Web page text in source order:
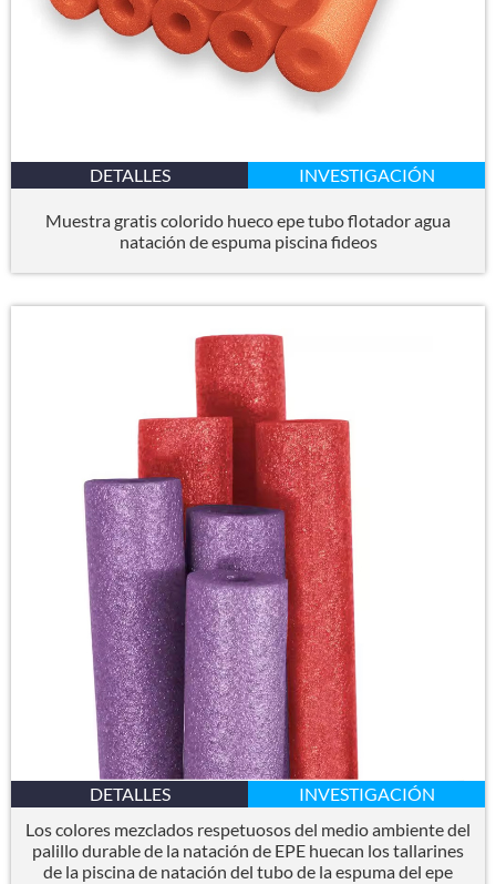
DETALLES INVESTIGACIÓN
Muestra gratis colorido hueco epe tubo flotador agua
natación de espuma piscina fideos
DETALLES
INVESTIGACIÓN
Los colores mezclados respetuosos del medio ambiente del
palillo durable de la natación de EPE huecan los tallarines
de la piscina de natación del tubo de la espuma del epe